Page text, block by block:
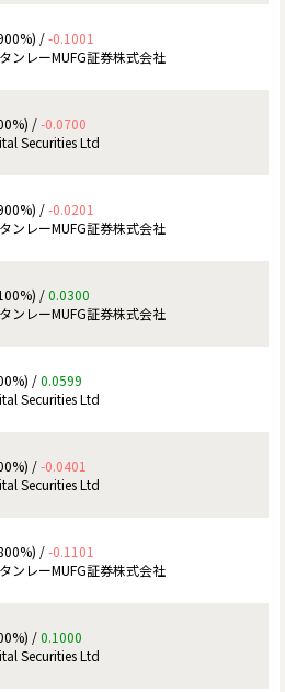
/-0.1001
ンレーMUFG証券株式会社
/-0.0700
Securities Ltd
/-0.0201
ンレーMUFG証券株式会社
/0.0300
ンレーMUFG証券株式会社
/0.0599
Securities Ltd
/-0.0401
Securities Ltd
/-0.1101
ンレーMUFG証券株式会社
/0.1000
Securities Ltd